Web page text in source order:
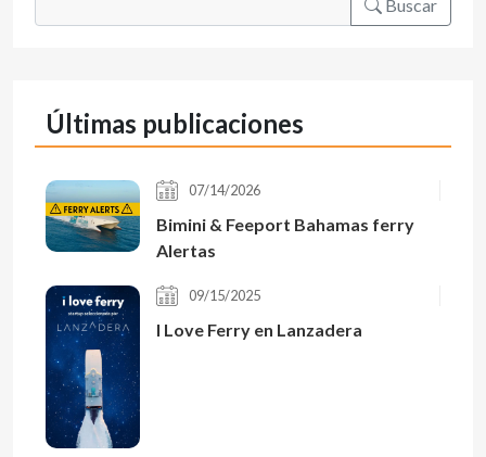
Buscar
Últimas publicaciones
07/14/2026
Bimini & Feeport Bahamas ferry
Alertas
09/15/2025
I Love Ferry en Lanzadera